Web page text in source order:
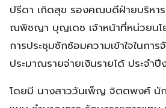
ปรีดา เกิดสุข รองคณบดีฝ่ายบริหาร
ณพิชญา บุญเดช เจ้าหน้าที่หน่วยนโ
การประชุมซักซ้อมความเข้าใจในกา
ประมาณรายจ่ายเงินรายได้ ประจ
โดยมี นางสาววันเพ็ญ จิตตพงศ์ นัก